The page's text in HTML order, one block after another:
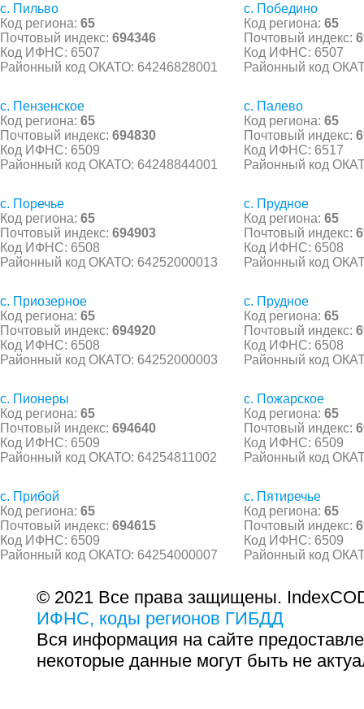
с. Пильво
Код региона: 65
Почтовый индекс: 694346
Код ИФНС: 6507
Районный код ОКАТО: 64246828001
с. Победино
Код региона: 65
Почтовый индекс:
Код ИФНС: 6507
Районный код
с. Пензенское
Код региона: 65
Почтовый индекс: 694830
Код ИФНС: 6509
Районный код ОКАТО: 64248844001
с. Палево
Код региона: 65
Почтовый индекс:
Код ИФНС: 6517
Районный код
с. Поречье
Код региона: 65
Почтовый индекс: 694903
Код ИФНС: 6508
Районный код ОКАТО: 64252000013
с. Прудное
Код региона: 65
Почтовый индекс:
Код ИФНС: 6508
Районный код
с. Приозерное
Код региона: 65
Почтовый индекс: 694920
Код ИФНС: 6508
Районный код ОКАТО: 64252000003
с. Прудное
Код региона: 65
Почтовый индекс:
Код ИФНС: 6508
Районный код
с. Пионеры
Код региона: 65
Почтовый индекс: 694640
Код ИФНС: 6509
Районный код ОКАТО: 64254811002
с. Пожарское
Код региона: 65
Почтовый индекс:
Код ИФНС: 6509
Районный код
с. Прибой
Код региона: 65
Почтовый индекс: 694615
Код ИФНС: 6509
Районный код ОКАТО: 64254000007
с. Пятиречье
Код региона: 65
Почтовый индекс:
Код ИФНС: 6509
Районный код
© 2021 Все права защищены.
ИФНС, коды регионов ГИБДД
Вся информация на сайте
некоторые данные могут быть не